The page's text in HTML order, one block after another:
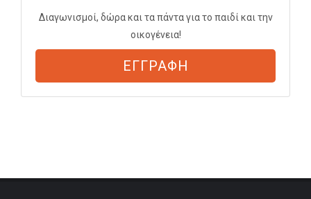
Διαγωνισμοί, δώρα και τα πάντα για το παιδί και την
οικογένεια!
ΕΓΓΡΑΦΗ